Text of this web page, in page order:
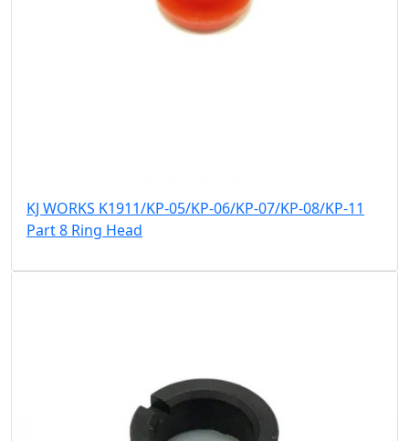
KJ WORKS K1911/KP-05/KP-06/KP-07/KP-08/KP-11
Part 8 Ring Head